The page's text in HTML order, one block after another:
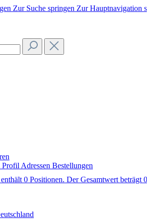
Zur Suche springen Zur Hauptnavigation
Profil Adressen Bestellungen
0 Positionen. Der Gesamtwert beträgt